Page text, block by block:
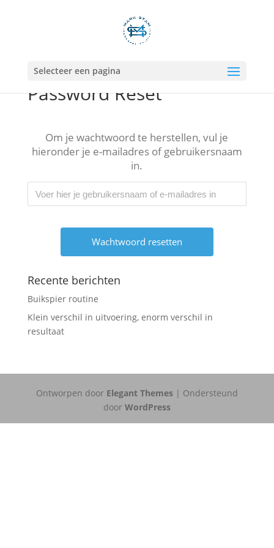
Selecteer een pagina
Password Reset
Om je wachtwoord te herstellen, vul je
hieronder je e-mailadres of gebruikersnaam
in.
Recente berichten
Buikspier routine
Klein verschil in uitvoering, enorm verschil in
resultaat
Ontworpen door Elegant Themes| Ondersteund
door WordPress